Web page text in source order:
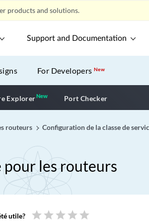
products and solutions.
Support and Documentation
For DevelopersNew
ExplorerNewNew application
Port Checker
routeurs
Configuration de la classe de
pour les routeurs
utile? star star star star star